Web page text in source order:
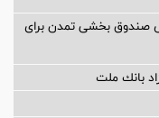
صندوق بخشی تمدن برای